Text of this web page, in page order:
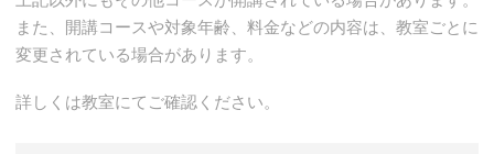
また、開講コースや対象年齢、料金などの内容は、教室ごとに
変更されている場合があります。
詳しくは教室にてご確認ください。